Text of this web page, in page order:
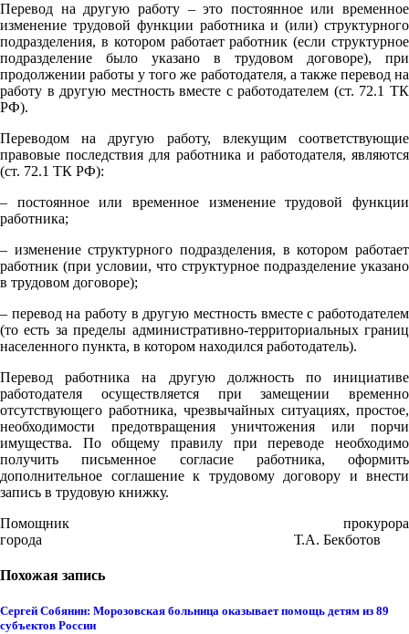
Перевод на другую работу – это постоянное или временное
изменение трудовой функции работника и (или) структурного
подразделения, в котором работает работник (если структурное
подразделение было указано в трудовом договоре), при
продолжении работы у того же работодателя, а также перевод на
работу в другую местность вместе с работодателем (ст. 72.1 ТК
РФ).
Переводом на другую работу, влекущим соответствующие
правовые последствия для работника и работодателя, являются
(ст. 72.1 ТК РФ):
– постоянное или временное изменение трудовой функции
работника;
– изменение структурного подразделения, в котором работает
работник (при условии, что структурное подразделение указано
в трудовом договоре);
– перевод на работу в другую местность вместе с работодателем
(то есть за пределы административно-территориальных границ
населенного пункта, в котором находился работодатель).
Перевод работника на другую должность по инициативе
работодателя осуществляется при замещении временно
отсутствующего работника, чрезвычайных ситуациях, простое,
необходимости предотвращения уничтожения или порчи
имущества. По общему правилу при переводе необходимо
получить письменное согласие работника, оформить
дополнительное соглашение к трудовому договору и внести
запись в трудовую книжку.
Помощник прокурора
города Т.А. Бекботов
Похожая запись
Сергей Собянин: Морозовская больница оказывает помощь детям из 89
субъектов России